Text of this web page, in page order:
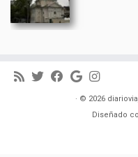
· © 2026
Diseñado